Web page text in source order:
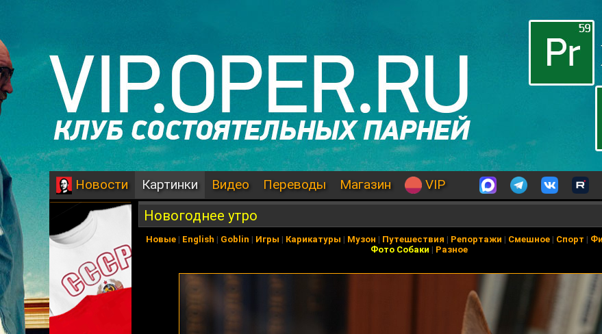
Новости Картинки Видео Переводы Магазин VIP
Новогоднее утро
Новые| English | Goblin | Игры | Карикатуры | Музон | Путешествия | Репортажи | Смешное| Спорт |
Фото Собаки | Разное